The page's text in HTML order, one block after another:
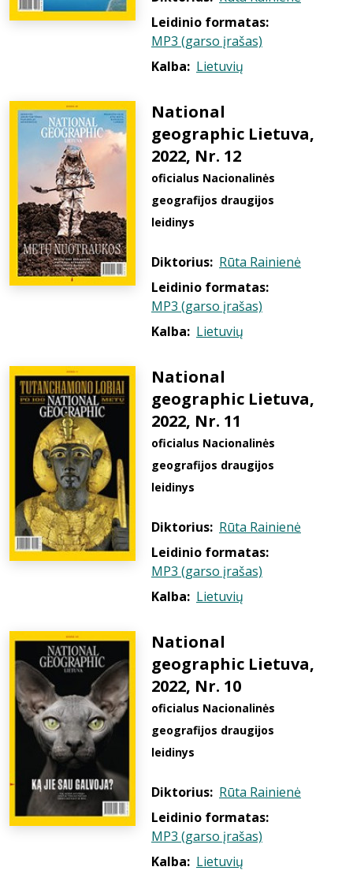
Leidinio formatas:
MP3 (garso įrašas)
Kalba: Lietuvių
National
geographic Lietuva,
2022, Nr. 12
oficialus Nacionalinės
geografijos draugijos
leidinys
Diktorius: Rūta Rainienė
Leidinio formatas:
MP3 (garso įrašas)
Kalba: Lietuvių
National
geographic Lietuva,
2022, Nr. 11
oficialus Nacionalinės
geografijos draugijos
leidinys
Diktorius: Rūta Rainienė
Leidinio formatas:
MP3 (garso įrašas)
Kalba: Lietuvių
National
geographic Lietuva,
2022, Nr. 10
oficialus Nacionalinės
geografijos draugijos
leidinys
Diktorius: Rūta Rainienė
Leidinio formatas:
MP3 (garso įrašas)
Kalba: Lietuvių